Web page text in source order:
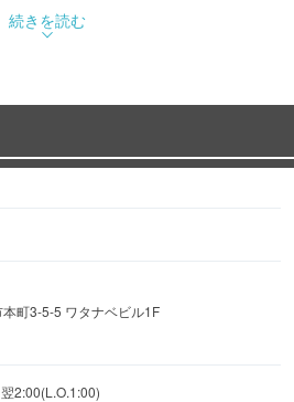
ます、１５名様より貸切可能。
非かぐらへ
続きを読む
町3-5-5 ワタナベビル1F
2:00(L.O.1:00)